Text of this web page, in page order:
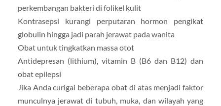
perkembangan bakteri di folikel kulit
Kontrasepsi kurangi perputaran hormon pengikat
globulin hingga jadi parah jerawat pada wanita
Obat untuk tingkatkan massa otot
Antidepresan (lithium), vitamin B (B6 dan B12) dan
obat epilepsi
Jika Anda curigai beberapa obat di atas menjadi faktor
munculnya jerawat di tubuh, muka, dan wilayah yang